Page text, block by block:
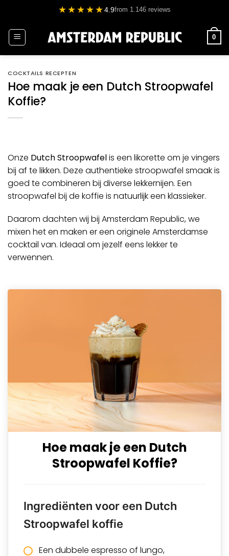
inhoud
★★★★★4.9from 1.146 reviews
0
COCKTAILS RECEPTEN
Hoe maak je een Dutch Stroopwafel
Koffie?
Onze Dutch Stroopwafelis een likorette om je vingers
bij af te likken. Deze authentieke stroopwafel smaak is
goed te combineren bij diverse lekkernijen. Een
stroopwafel bij de koffie is natuurlijk een klassieker.
Daarom dachten wij bij Amsterdam Republic, we
mixen het en maken er een originele Amsterdamse
cocktail van. Ideaal om jezelf eens lekker te
verwennen.
Hoe maak je een Dutch
Stroopwafel Koffie?
Ingrediënten voor een Dutch
Stroopwafel koffie
Een dubbele espresso of lungo,